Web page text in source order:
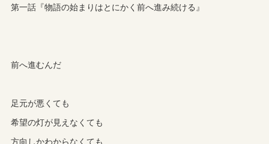
第一話『物語の始まりはとにかく前へ進み続ける』
前へ進むんだ
足元が悪くても
希望の灯が見えなくても
方向しかわからなくても